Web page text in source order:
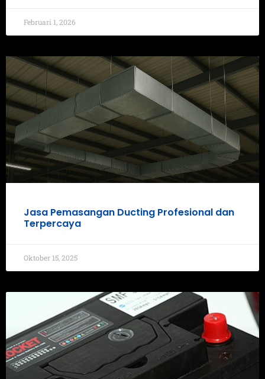
Februari 1, 2026
Jasa Pemasangan Ducting Profesional dan
Terpercaya
Oktober 15, 2025